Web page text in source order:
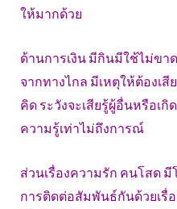
ให้มากด้วย
ด้านการเงิน มีกินมีใช้ไม่ข
จากทางไกล มีเหตุให้ต้องเ
คิด ระวังจะเสียรู้ผู้อื่นหรือเ
ความรู้เท่าไม่ถึงการณ์
ส่วนเรื่องความรัก คนโสด
การติดต่อสัมพันธ์กันด้วยเรื่